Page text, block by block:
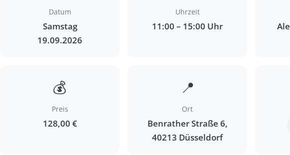
Datum
Samstag
19.09.2026
Uhrzeit
11:00 – 15:00 Uhr
💰
Preis
128,00 €
📍
Ort
Benrather Straße 6,
40213 Düsseldorf